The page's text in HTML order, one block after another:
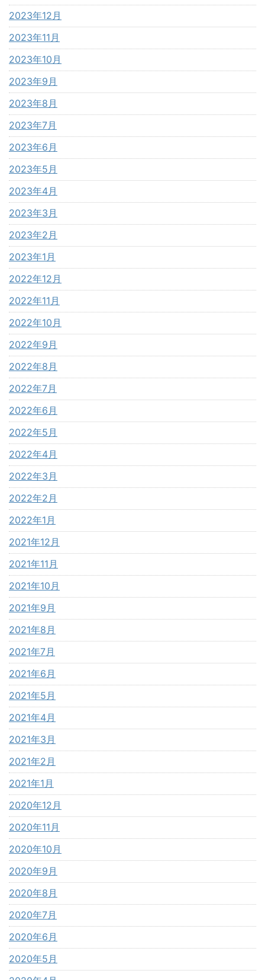
2023年12月
2023年11月
2023年10月
2023年9月
2023年8月
2023年7月
2023年6月
2023年5月
2023年4月
2023年3月
2023年2月
2023年1月
2022年12月
2022年11月
2022年10月
2022年9月
2022年8月
2022年7月
2022年6月
2022年5月
2022年4月
2022年3月
2022年2月
2022年1月
2021年12月
2021年11月
2021年10月
2021年9月
2021年8月
2021年7月
2021年6月
2021年5月
2021年4月
2021年3月
2021年2月
2021年1月
2020年12月
2020年11月
2020年10月
2020年9月
2020年8月
2020年7月
2020年6月
2020年5月